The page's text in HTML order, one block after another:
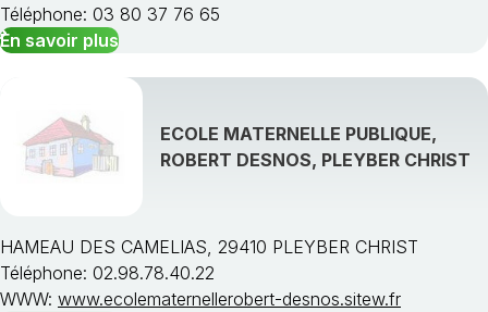
Téléphone: 03 80 37 76 65
En savoir plus
ECOLE MATERNELLE PUBLIQUE,
ROBERT DESNOS, PLEYBER CHRIST
HAMEAU DES CAMELIAS, 29410 PLEYBER CHRIST
Téléphone: 02.98.78.40.22
WWW: www.ecolematernellerobert-desnos.sitew.fr